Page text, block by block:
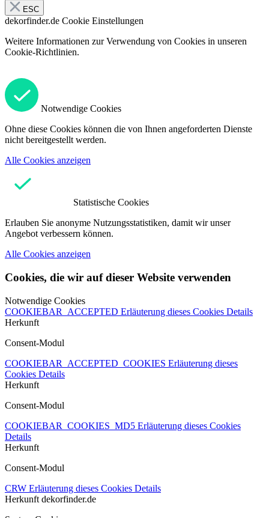
ESC
dekorfinder.de Cookie Einstellungen
Weitere Informationen zur Verwendung von Cookies in unseren
Cookie-Richtlinien.
Notwendige Cookies
Ohne diese Cookies können die von Ihnen angeforderten Dienste
nicht bereitgestellt werden.
Alle Cookies anzeigen
Statistische Cookies
Erlauben Sie anonyme Nutzungsstatistiken, damit wir unser
Angebot verbessern können.
Alle Cookies anzeigen
Cookies, die wir auf dieser Website verwenden
Notwendige Cookies
COOKIEBAR_ACCEPTED Erläuterung dieses Cookies Details
Herkunft
Consent-Modul
COOKIEBAR_ACCEPTED_COOKIES Erläuterung dieses
Cookies Details
Herkunft
Consent-Modul
COOKIEBAR_COOKIES_MD5 Erläuterung dieses Cookies
Details
Herkunft
Consent-Modul
CRW Erläuterung dieses Cookies Details
Herkunft dekorfinder.de